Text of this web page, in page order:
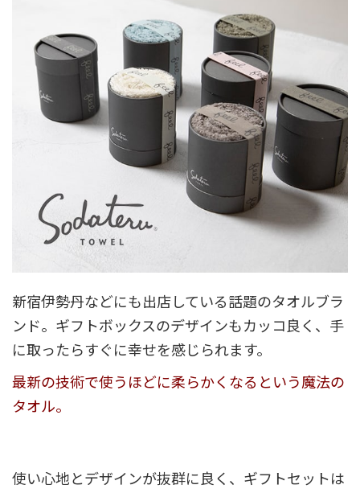
新宿伊勢丹などにも出店している話題のタオルブラ
ンド。ギフトボックスのデザインもカッコ良く、手
に取ったらすぐに幸せを感じられます。
最新の技術で使うほどに柔らかくなるという魔法の
タオル。
使い心地とデザインが抜群に良く、ギフトセットは